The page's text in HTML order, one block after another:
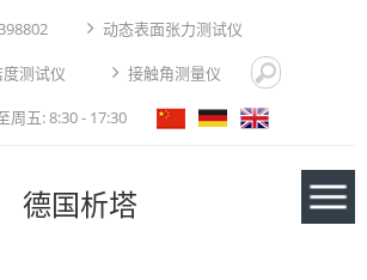
动态表面张力测试仪
测试仪 接触角测量仪
周五: 8:30 - 17:30
德国析塔